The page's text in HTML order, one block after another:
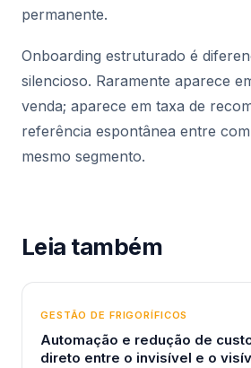
permanente.
Onboarding estruturado é
silencioso. Raramente aparece
venda; aparece em taxa de
referência espontânea entre
mesmo segmento.
Leia também
GESTÃO DE FRIGORÍFICOS
Automação e redução de
direto entre o invisível e o